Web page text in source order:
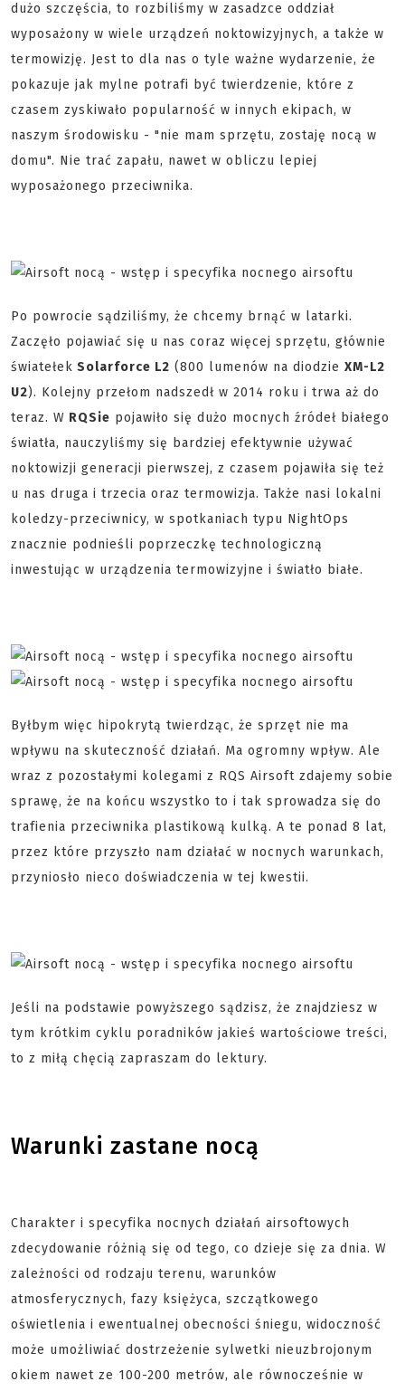
dużo szczęścia, to rozbiliśmy w zasadzce oddział
wyposażony w wiele urządzeń noktowizyjnych, a także w
termowizję. Jest to dla nas o tyle ważne wydarzenie, że
pokazuje jak mylne potrafi być twierdzenie, które z
czasem zyskiwało popularność w innych ekipach, w
naszym środowisku - "nie mam sprzętu, zostaję nocą w
domu". Nie trać zapału, nawet w obliczu lepiej
wyposażonego przeciwnika.
Po powrocie sądziliśmy, że chcemy brnąć w latarki.
Zaczęło pojawiać się u nas coraz więcej sprzętu, głównie
światełek Solarforce L2 (800 lumenów na diodzie XM-L2
U2). Kolejny przełom nadszedł w 2014 roku i trwa aż do
teraz. W RQSie pojawiło się dużo mocnych źródeł białego
światła, nauczyliśmy się bardziej efektywnie używać
noktowizji generacji pierwszej, z czasem pojawiła się też
u nas druga i trzecia oraz termowizja. Także nasi lokalni
koledzy-przeciwnicy, w spotkaniach typu NightOps
znacznie podnieśli poprzeczkę technologiczną
inwestując w urządzenia termowizyjne i światło białe.
Byłbym więc hipokrytą twierdząc, że sprzęt nie ma
wpływu na skuteczność działań. Ma ogromny wpływ. Ale
wraz z pozostałymi kolegami z RQS Airsoft zdajemy sobie
sprawę, że na końcu wszystko to i tak sprowadza się do
trafienia przeciwnika plastikową kulką. A te ponad 8 lat,
przez które przyszło nam działać w nocnych warunkach,
przyniosło nieco doświadczenia w tej kwestii.
Jeśli na podstawie powyższego sądzisz, że znajdziesz w
tym krótkim cyklu poradników jakieś wartościowe treści,
to z miłą chęcią zapraszam do lektury.
Warunki zastane nocą
Charakter i specyfika nocnych działań airsoftowych
zdecydowanie różnią się od tego, co dzieje się za dnia. W
zależności od rodzaju terenu, warunków
atmosferycznych, fazy księżyca, szczątkowego
oświetlenia i ewentualnej obecności śniegu, widoczność
może umożliwiać dostrzeżenie sylwetki nieuzbrojonym
okiem nawet ze 100-200 metrów, ale równocześnie w